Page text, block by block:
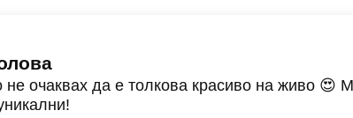
не очаквах да е толкова красиво на живо 😍